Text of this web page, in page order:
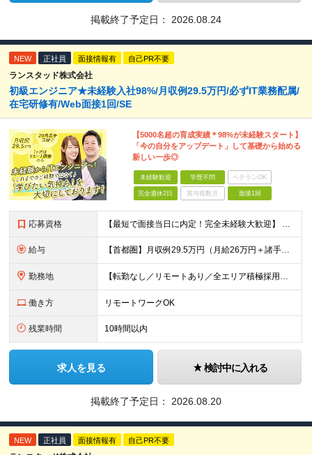
掲載終了予定日： 2026.08.24
NEW 正社員 面接情報有 自己PR不要
ランスタッド株式会社
初級エンジニア★未経験入社98%/月収例29.5万円/必ずIT業務配属/
在宅研修有/Web面接1回/SE
【5000名超の育成実績＊98%が未経験スタート】
「今の自分をアップデート」して基礎から始める
新しい一歩◎
未経験歓迎 学歴不問 ベテランOK
完全週休2日 賞与複数月 面接1回
応募資格 【最短で面接当日に内定！完全未経験大歓迎】 ・業種／職種未経験歓迎 ・社会人デビュー、第二新卒、既卒者大歓迎 ・学歴不問（文系、理系不問） ・20代～30代、男女問わず活躍中 ・服装、髪色自由 ・明確
給与 【首都圏】月収例29.5万円（月給26万円＋諸手当） 【東海・関西】月収例28.5万円（月給25万円＋諸手当） 【九州】月収例26万円（月給23万円＋諸手当） ※経験・スキル・前職給与を踏まえ、総合
勤務地 【転勤なし／リモートあり／全エリア積極採用】 ・大手企業のプロジェクト中心 ・勤務エリアや配属先は希望を考慮 ・研修はリモートメインで実施 ・UIターン歓迎 ＜主なエリア＞ ■首都圏…東京・神奈川・
働き方 リモートワークOK
残業時間 10時間以内
求人を見る 検討中に入れる
掲載終了予定日： 2026.08.20
NEW 正社員 面接情報有 自己PR不要